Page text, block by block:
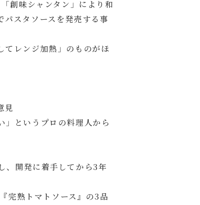
創味シャンタン」により和
スタソースを発売する事
てレンジ加熱」のものがほ
見
というプロの料理人から
、開発に着手してから3年
完熟トマトソース』の3品